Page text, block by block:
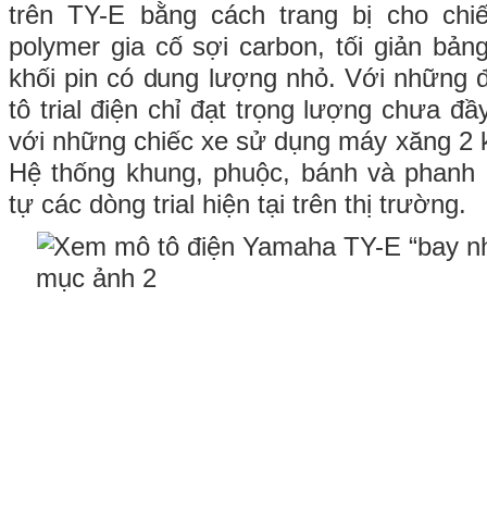
trên TY-E bằng cách trang bị cho
polymer gia cố sợi carbon, tối giản
khối pin có dung lượng nhỏ. Với những
tô trial điện chỉ đạt trọng lượng chưa
với những chiếc xe sử dụng máy xăng 2
Hệ thống khung, phuộc, bánh và
tự các dòng trial hiện tại trên thị trường.